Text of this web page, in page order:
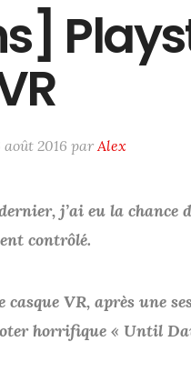
août 2016 parAlex
j’ai eu la chance
contrôlé.
VR, après une
horrifique « Until